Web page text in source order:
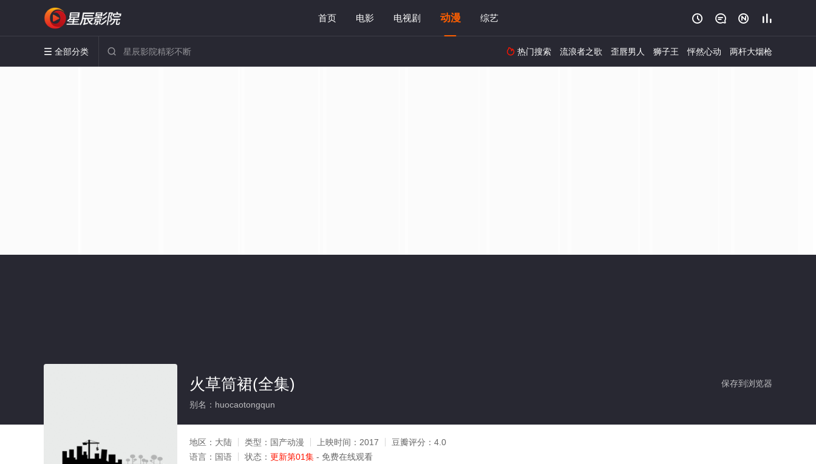
首页 电影 电视剧 动漫 综艺    
 全部分类   热门搜索 流浪者之歌 歪唇男人 狮子王 怦然心动 两杆大烟枪
保存到浏览器
火草筒裙(全集)
别名：huocaotongqun
地区： 大陆 类型： 国产动漫 上映时间： 2017 豆瓣评分： 4.0
语言： 国语 状态： 更新第01集 - 免费在线观看